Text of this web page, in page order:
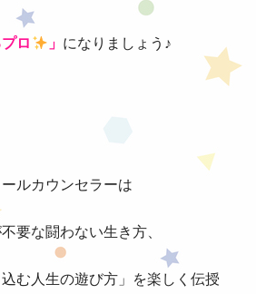
ロ 」 になりましょう♪
ルカウンセラーは
要な闘わない生き方、
込む人生の遊び方」を楽しく伝授